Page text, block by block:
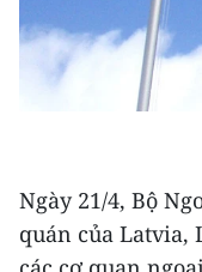
Ngày 21/4, Bộ
quán của Latvia,